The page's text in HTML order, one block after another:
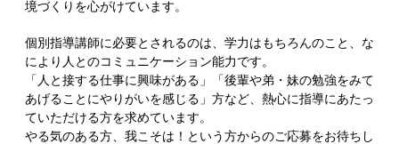
境づくりを心がけています。
個別指導講師に必要とされるのは、学力はもちろんのこと、な
により人とのコミュニケーション能力です。
「人と接する仕事に興味がある」「後輩や弟・妹の勉強をみて
あげることにやりがいを感じる」方など、熱心に指導にあたっ
ていただける方を求めています。
やる気のある方、我こそは！という方からのご応募をお待ちし